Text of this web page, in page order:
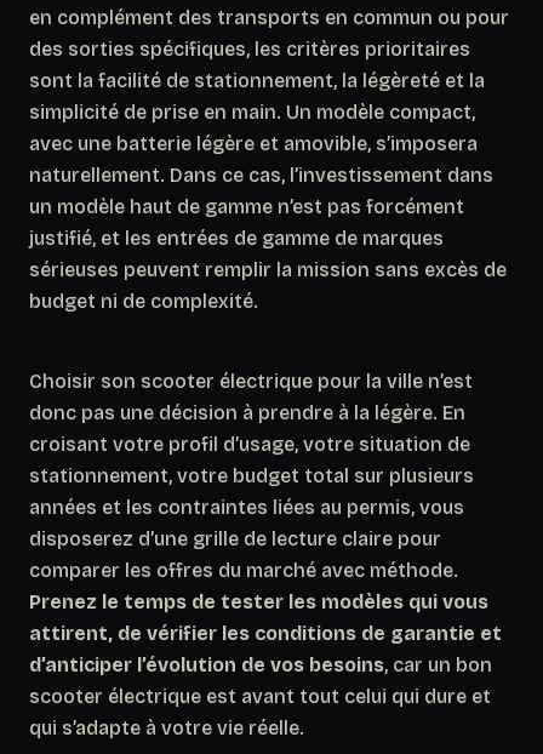
en complément des transports en commun ou pour
des sorties spécifiques, les critères prioritaires
sont la facilité de stationnement, la légèreté et la
simplicité de prise en main. Un modèle compact,
avec une batterie légère et amovible, s’imposera
naturellement. Dans ce cas, l’investissement dans
un modèle haut de gamme n’est pas forcément
justifié, et les entrées de gamme de marques
sérieuses peuvent remplir la mission sans excès de
budget ni de complexité.
Choisir son scooter électrique pour la ville n’est
donc pas une décision à prendre à la légère. En
croisant votre profil d’usage, votre situation de
stationnement, votre budget total sur plusieurs
années et les contraintes liées au permis, vous
disposerez d’une grille de lecture claire pour
comparer les offres du marché avec méthode.
Prenez le temps de tester les modèles qui vous
attirent, de vérifier les conditions de garantie et
d’anticiper l’évolution de vos besoins, car un bon
scooter électrique est avant tout celui qui dure et
qui s’adapte à votre vie réelle.